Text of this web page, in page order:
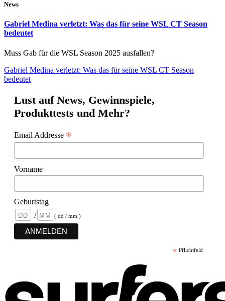
News
Gabriel Medina verletzt: Was das für seine WSL CT Season
bedeutet
Muss Gab für die WSL Season 2025 ausfallen?
Gabriel Medina verletzt: Was das für seine WSL CT Season
bedeutet
Lust auf News, Gewinnspiele,
Produkttests und Mehr?
Email Addresse *
Vorname
Geburtstag
/
( dd / mm )
* Pflichtfeld